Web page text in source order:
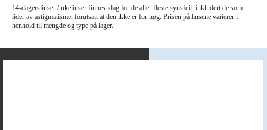
14-dagerslinser / ukelinser finnes idag for de aller fleste synsfeil, inkludert de som
lider av astigmatisme, forutsatt at den ikke er for høg. Prisen på linsene varierer i
henhold til mengde og type på lager.